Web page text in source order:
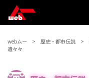
webムー 歴史・都市伝説
遺々々